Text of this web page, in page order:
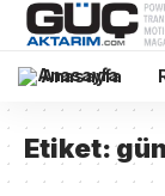
Anasayfa
Etiket: